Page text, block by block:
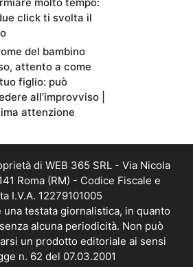
click ti svolta il
del bambino
attento a come
figlio: può
all’improvviso |
attenzione
di WEB 365 SRL - Via Nicola
Roma (RM) - Codice Fiscale e
I.V.A. 12279101005
testata giornalistica, in quanto
alcuna periodicità. Non può
un prodotto editoriale ai sensi
n. 62 del 07.03.2001